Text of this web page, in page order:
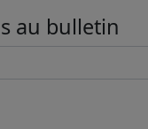
au bulletin